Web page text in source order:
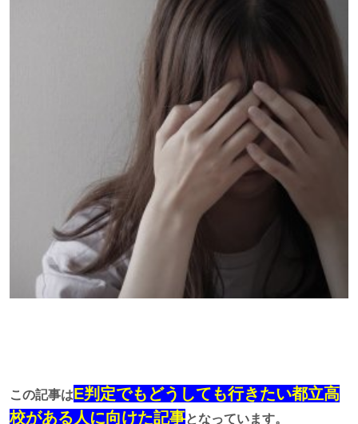
この記事はE判定でもどうしても行きたい都立高
校がある人に向けた記事となっています。